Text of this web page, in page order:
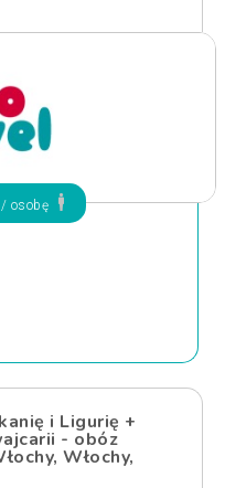
/ osobę
i Ligurię +
- obóz
Włochy,